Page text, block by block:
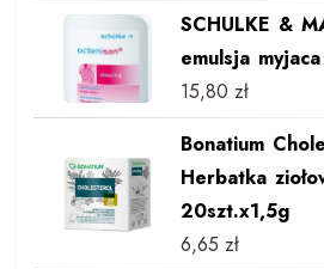
SCHULKE &
emulsja
15,80 zł
Bonatium
Herbatka
20szt.x1,5g
6,65 zł